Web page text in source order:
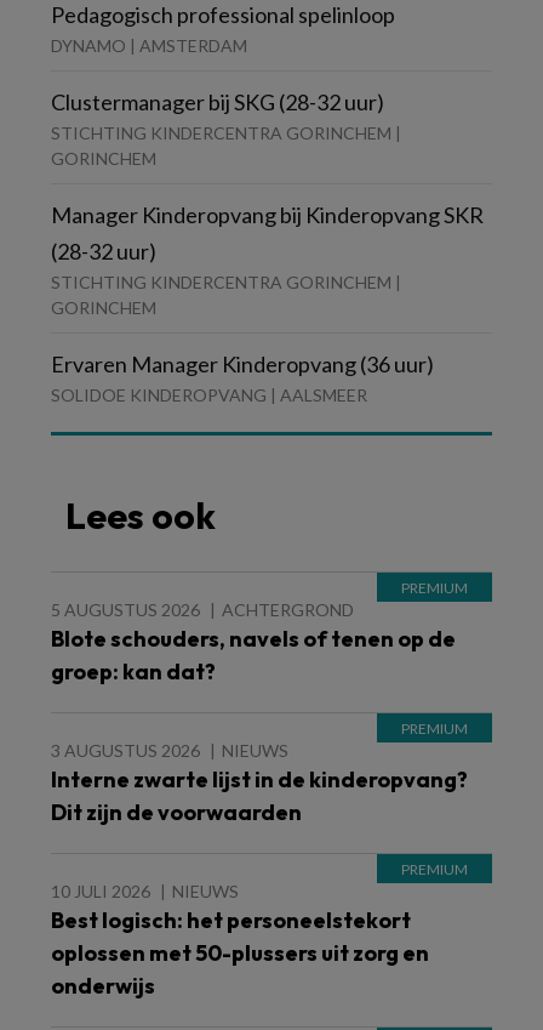
Pedagogisch professional spelinloop
DYNAMO | AMSTERDAM
Clustermanager bij SKG (28-32 uur)
STICHTING KINDERCENTRA GORINCHEM |
GORINCHEM
Manager Kinderopvang bij Kinderopvang SKR
(28-32 uur)
STICHTING KINDERCENTRA GORINCHEM |
GORINCHEM
Ervaren Manager Kinderopvang (36 uur)
SOLIDOE KINDEROPVANG | AALSMEER
Lees ook
5 AUGUSTUS 2026 ACHTERGROND
Blote schouders, navels of tenen op de
groep: kan dat?
3 AUGUSTUS 2026 NIEUWS
Interne zwarte lijst in de kinderopvang?
Dit zijn de voorwaarden
10 JULI 2026 NIEUWS
Best logisch: het personeelstekort
oplossen met 50-plussers uit zorg en
onderwijs